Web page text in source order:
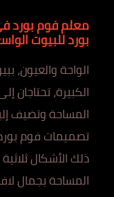
معلم فوم بورد
بورد للبيوت
الواحة والعيون،
الكبيرة، تحتاجان
المساحة وتضيف
تصميمات فوم
ذلك الأشكال ثلاثية
المساحة بجمال